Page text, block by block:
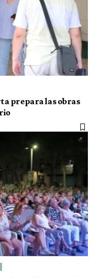
prepara las obras